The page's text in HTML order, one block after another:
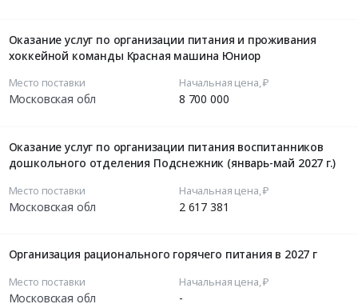
Оказание услуг по организации питания и проживания
хоккейной команды Красная машина Юниор
Место поставки
Московская обл
Начальная цена, ₽
8 700 000
Оказание услуг по организации питания воспитанников
дошкольного отделения Подснежник (январь-май 2027 г.)
Место поставки
Московская обл
Начальная цена, ₽
2 617 381
Организация рационального горячего питания в 2027 г
Место поставки
Московская обл
Начальная цена, ₽
-